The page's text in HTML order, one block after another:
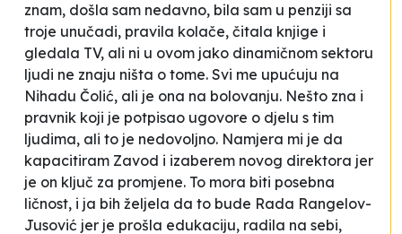
znam, došla sam nedavno, bila sam u penziji sa
troje unučadi, pravila kolače, čitala knjige i
gledala TV, ali ni u ovom jako dinamičnom sektoru
ljudi ne znaju ništa o tome. Svi me upućuju na
Nihadu Čolić, ali je ona na bolovanju. Nešto zna i
pravnik koji je potpisao ugovore o djelu s tim
ljudima, ali to je nedovoljno. Namjera mi je da
kapacitiram Zavod i izaberem novog direktora jer
je on ključ za promjene. To mora biti posebna
ličnost, i ja bih željela da to bude Rada Rangelov-
Jusović jer je prošla edukaciju, radila na sebi,